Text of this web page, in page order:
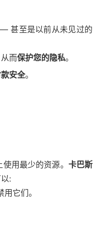
甚至是以前从未见过的
而保护您的隐私。
安全。
用最少的资源。 卡巴斯
:
它们。